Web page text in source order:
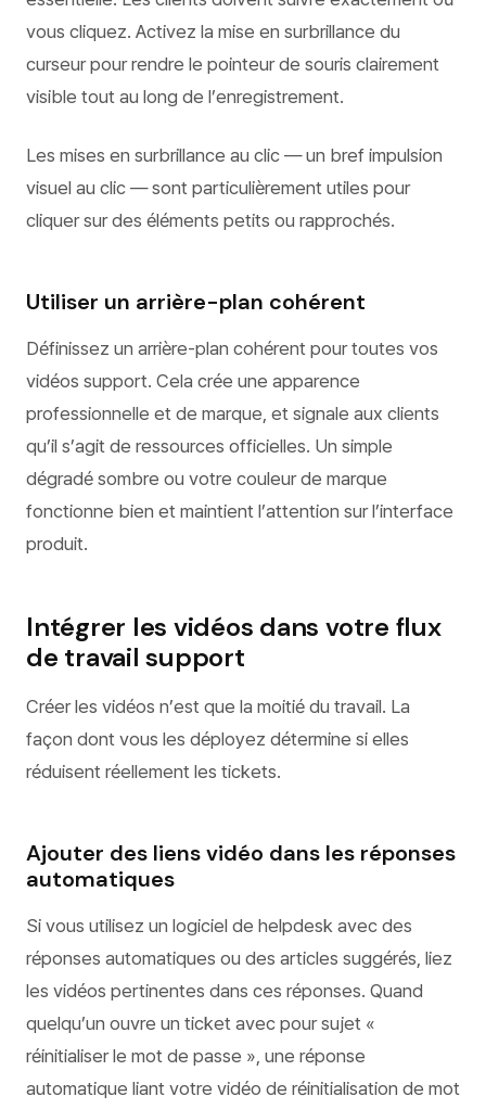
vous cliquez. Activez la mise en surbrillance du
curseur pour rendre le pointeur de souris clairement
visible tout au long de l’enregistrement.
Les mises en surbrillance au clic — un bref impulsion
visuel au clic — sont particulièrement utiles pour
cliquer sur des éléments petits ou rapprochés.
Utiliser un arrière-plan cohérent
Définissez un arrière-plan cohérent pour toutes vos
vidéos support. Cela crée une apparence
professionnelle et de marque, et signale aux clients
qu’il s’agit de ressources officielles. Un simple
dégradé sombre ou votre couleur de marque
fonctionne bien et maintient l’attention sur l’interface
produit.
Intégrer les vidéos dans votre flux
de travail support
Créer les vidéos n’est que la moitié du travail. La
façon dont vous les déployez détermine si elles
réduisent réellement les tickets.
Ajouter des liens vidéo dans les réponses
automatiques
Si vous utilisez un logiciel de helpdesk avec des
réponses automatiques ou des articles suggérés, liez
les vidéos pertinentes dans ces réponses. Quand
quelqu’un ouvre un ticket avec pour sujet «
réinitialiser le mot de passe », une réponse
automatique liant votre vidéo de réinitialisation de mot